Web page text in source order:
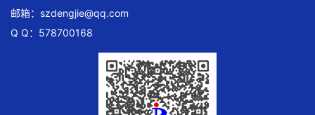
邮箱： szdengjie@qq.com
Q Q：578700168